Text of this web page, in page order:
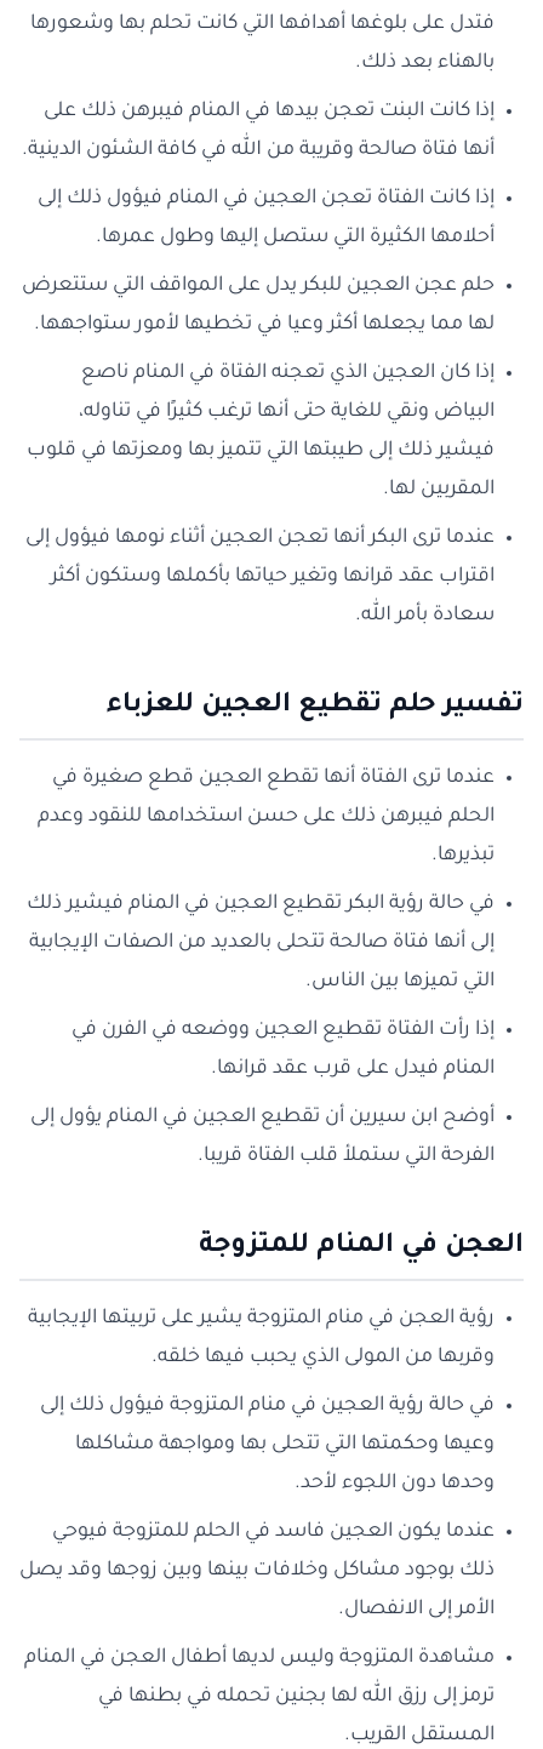
فتدل على بلوغها أهدافها التي كانت تحلم بها وشعورها
بالهناء بعد ذلك.
إذا كانت البنت تعجن بيدها في المنام فيبرهن ذلك على
أنها فتاة صالحة وقريبة من الله في كافة الشئون الدينية.
إذا كانت الفتاة تعجن العجين في المنام فيؤول ذلك إلى
أحلامها الكثيرة التي ستصل إليها وطول عمرها.
حلم عجن العجين للبكر يدل على المواقف التي ستتعرض
لها مما يجعلها أكثر وعيا في تخطيها لأمور ستواجهها.
إذا كان العجين الذي تعجنه الفتاة في المنام ناصع
البياض ونقي للغاية حتى أنها ترغب كثيرًا في تناوله،
فيشير ذلك إلى طيبتها التي تتميز بها ومعزتها في قلوب
المقربين لها.
عندما ترى البكر أنها تعجن العجين أثناء نومها فيؤول إلى
اقتراب عقد قرانها وتغير حياتها بأكملها وستكون أكثر
سعادة بأمر الله.
تفسير حلم تقطيع العجين للعزباء
عندما ترى الفتاة أنها تقطع العجين قطع صغيرة في
الحلم فيبرهن ذلك على حسن استخدامها للنقود وعدم
تبذيرها.
في حالة رؤية البكر تقطيع العجين في المنام فيشير ذلك
إلى أنها فتاة صالحة تتحلى بالعديد من الصفات الإيجابية
التي تميزها بين الناس.
إذا رأت الفتاة تقطيع العجين ووضعه في الفرن في
المنام فيدل على قرب عقد قرانها.
أوضح ابن سيرين أن تقطيع العجين في المنام يؤول إلى
الفرحة التي ستملأ قلب الفتاة قريبا.
العجن في المنام للمتزوجة
رؤية العجن في منام المتزوجة يشير على تربيتها الإيجابية
وقربها من المولى الذي يحبب فيها خلقه.
في حالة رؤية العجين في منام المتزوجة فيؤول ذلك إلى
وعيها وحكمتها التي تتحلى بها ومواجهة مشاكلها
وحدها دون اللجوء لأحد.
عندما يكون العجين فاسد في الحلم للمتزوجة فيوحي
ذلك بوجود مشاكل وخلافات بينها وبين زوجها وقد يصل
الأمر إلى الانفصال.
مشاهدة المتزوجة وليس لديها أطفال العجن في المنام
ترمز إلى رزق الله لها بجنين تحمله في بطنها في
المستقل القريب.